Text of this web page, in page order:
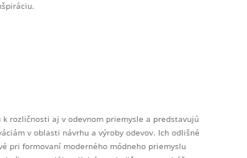
rozličnosti aj v odevnom priemysle a predstavujú
v oblasti návrhu a výroby odevov. Ich odlišné
pri formovaní moderného módneho priemyslu